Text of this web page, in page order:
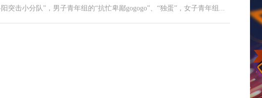
突击小分队”，男子青年组的“抗忙卑鄙gogogo”、“独蛋”，女子青年组...